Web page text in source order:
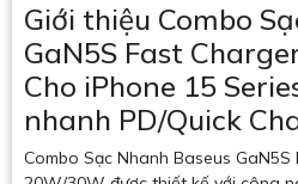
Giới thiệu Combo
GaN5S Fast
Cho iPhone 15
nhanh PD/Quick
Combo Sạc Nhanh Baseus GaN5S